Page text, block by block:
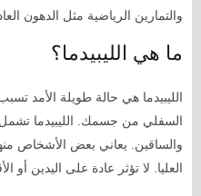
والتمارين الرياضية مثل الدهون
ما هي الليبيدما؟
الليبيدما هي حالة طويلة الأمد
السفلي من جسمك. الليبيدما
والساقين. يعاني بعض الأشخاص
العليا. لا تؤثر عادة على اليدين أو